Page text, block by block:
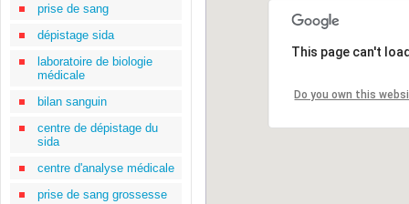
prise de sang
dépistage sida
laboratoire de biologie
médicale
bilan sanguin
centre de dépistage du
sida
centre d'analyse médicale
prise de sang grossesse
This page can't
Do you own this